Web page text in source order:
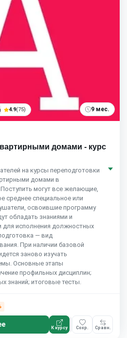
4.9(75) 9 мес.
домами - курс
на курсы переподготовки
домами в
могут все желающие,
среднее специальное или
освоившие программу
обладать знаниями и
исполнения должностных
— вид
При наличии базовой
заново изучать
Основные этапы
профильных дисциплин;
знаний; итоговые тесты.
К курсу Сохр. Сравн.